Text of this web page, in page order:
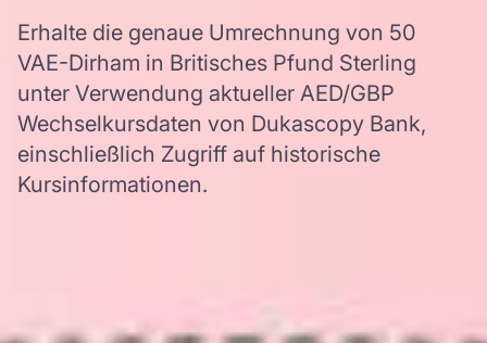
Erhalte die genaue Umrechnung von 50
VAE-Dirham in Britisches Pfund Sterling
unter Verwendung aktueller AED/GBP
Wechselkursdaten von Dukascopy Bank,
einschließlich Zugriff auf historische
Kursinformationen.